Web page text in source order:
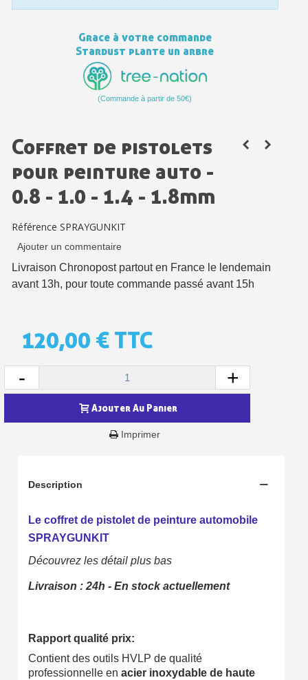
Partagez vos créations et obtenez des bons d'achat
Gagnez des points de fidélité à chaque commande
Livraison sous 24 h en France Métropolitaine
Réduction de 5€ sur la première commande
10€ de bon d'achat pour chaque parrainage
Inscription à la newsletter : 5€ de réduction
Livraison sous 24 h en France Métropolitaine
Gagnez des points de fidélité à chaque commande
Livraison sous 24 h en France Métropolitaine
Grace à votre commande
Stardust plante un arbre
(Commande à partir de 50€)
Coffret de pistolets
pour peinture auto -
0.8 - 1.0 - 1.4 - 1.8mm
Référence SPRAYGUNKIT
Ajouter un commentaire
Livraison Chronopost partout en France le lendemain
avant 13h, pour toute commande passé avant 15h
120,00 € TTC
- +
Ajouter Au Panier
Imprimer
Description
Le coffret de pistolet de peinture automobile
SPRAYGUNKIT
Découvrez les détail plus bas
Livraison : 24h - En stock actuellement
Rapport qualité prix:
Contient des outils HVLP de qualité
professionnelle en acier inoxydable de haute